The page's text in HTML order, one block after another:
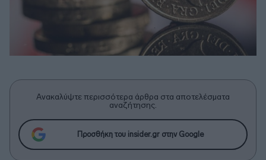
Ανακαλύψτε περισσότερα άρθρα στα αποτελέσματα
αναζήτησης.
Προσθήκη του insider.gr στην Google